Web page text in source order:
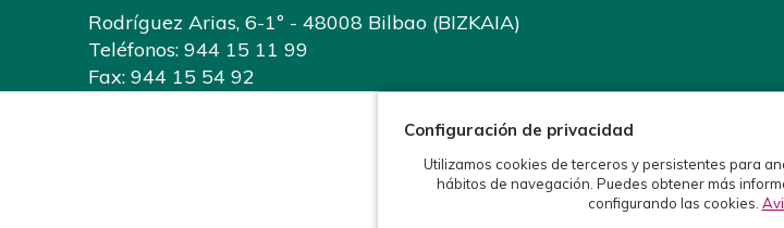
Rodríguez Arias, 6-1º - 48008 Bilbao (BIZKAIA)
Teléfonos: 944 15 11 99
Fax: 944 15 54 92
Configuración de privacidad
Utilizamos cookies de terceros y persistentes para
hábitos de navegación. Puedes obtener más
configurando las cookies.